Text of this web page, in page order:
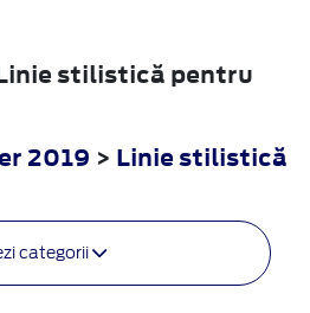
stilistică pentru
2019 > Linie stilistică
categorii